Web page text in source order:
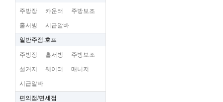
주방장 카운터 주방보조
홀서빙 시급알바
일반주점.호프
주방장 홀서빙 주방보조
설거지 웨이터 매니저
시급알바
편의점/면세점